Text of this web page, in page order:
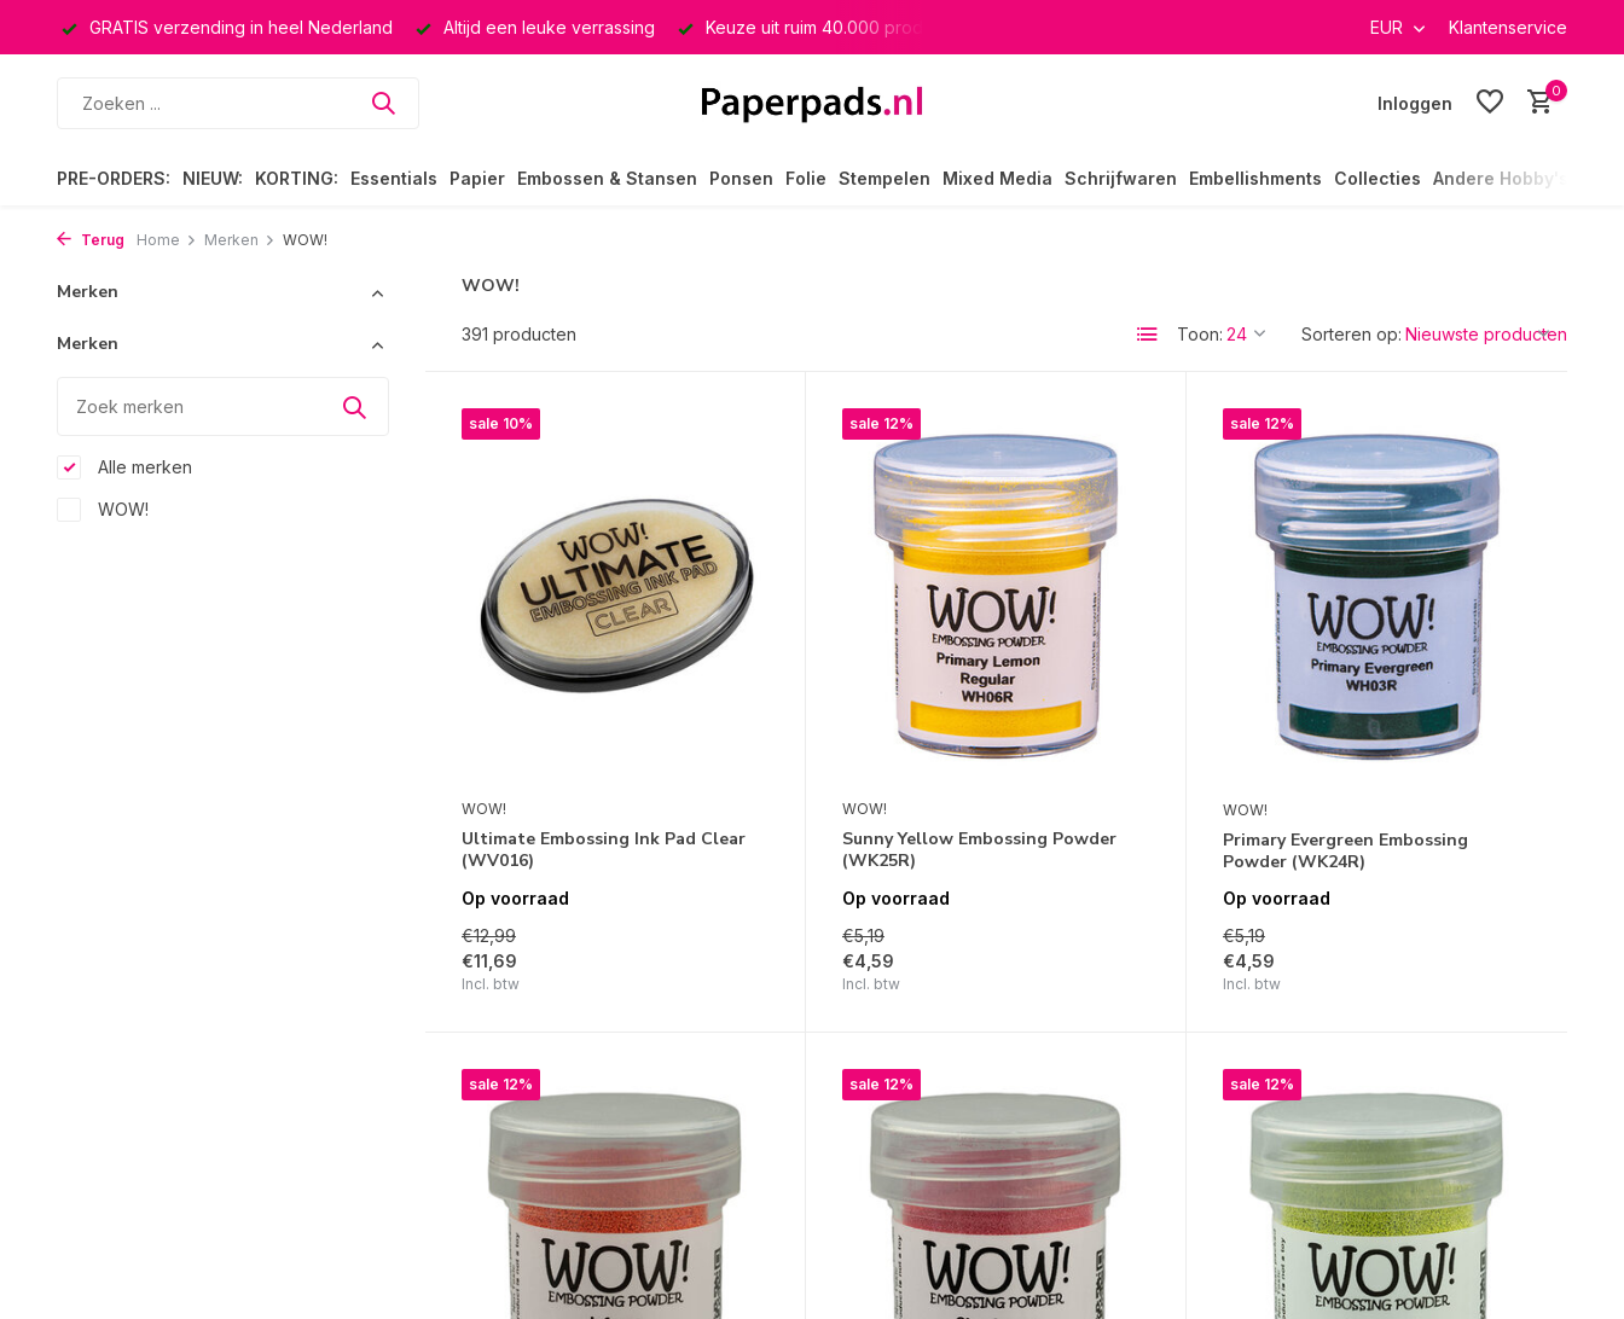
GRATIS verzending in heel Nederland Altijd een leuke verrassing Keuze uit ruim 40.000 producten EUR Klantenservice
Inloggen
0
PRE-ORDERS: NIEUW: KORTING: Essentials Papier Embossen & Stansen Ponsen Folie Stempelen Mixed Media Schrijfwaren Embellishments Collecties Andere Hobby's
Terug Home Merken WOW!
Merken
Merken
Alle merken
WOW!
WOW!
391 producten Toon: Sorteren op:
sale 10%
WOW!
Ultimate Embossing Ink Pad Clear
(WV016)
Op voorraad
€12,99
€11,69
Incl. btw
sale 12%
WOW!
Sunny Yellow Embossing Powder
(WK25R)
Op voorraad
€5,19
€4,59
Incl. btw
sale 12%
WOW!
Primary Evergreen Embossing
Powder (WK24R)
Op voorraad
€5,19
€4,59
Incl. btw
sale 12% sale 12% sale 12%